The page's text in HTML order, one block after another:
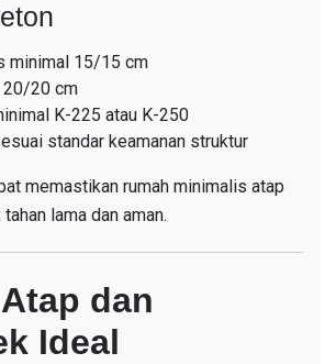
minimal 15/15 cm
20/20 cm
K-225 atau K-250
standar keamanan struktur
memastikan rumah minimalis atap
lama dan aman.
dan
Ideal